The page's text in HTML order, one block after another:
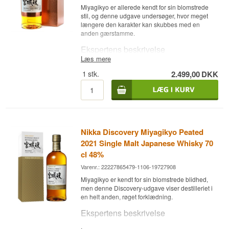
Næse
Fed frugt, marcipan og mørk chokolade.
Smag
Eftersmag
Tør vanilje, salt og en let syrlig hale.
Specifikationer
Destilleri:Miyagikyo
Region/Land: Miyagi, Japan
Type: Single Malt Japanese Whisky
Alder: 10 år
Størrelse: 70 CL
EAN nr.: 4904230104728
Smagsprofil
Fed · Malt · Syrlig · Elegant
Miyagikyo er allerede kendt for sin blomstrede
stil, og denne udgave undersøger, hvor meget
længere den karakter kan skubbes med en
anden gærstamme.
Ekspertens beskrivelse
er en Single Malt Japanese Whisky, aftappet ved
47 %.
Denne udgave er søster-tapningen til Yoichi
profil, forstærkes destilleriets naturlige
blomstrede og frugtige karakter yderligere.
Smagsnoter
Næse
Intens blomsterduft, æble og en let
honningsødme.
Smag
Læs mere
1 stk. 2.499,00DKK
Nikka Discovery Miyagikyo Peated
2021 Single Malt Japanese Whisky 70
cl 48%
Varenr.: 22227865479-1106-19727908
Miyagikyo er kendt for sin blomstrede blidhed,
men denne Discovery-udgave viser destilleriet i
en helt anden, røget forklædning.
Ekspertens beskrivelse